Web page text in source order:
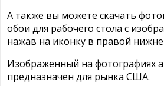
А также вы можете скачать
обои для рабочего стола с
нажав на иконку в правой
Изображенный на фотографиях
предназначен для рынка США.